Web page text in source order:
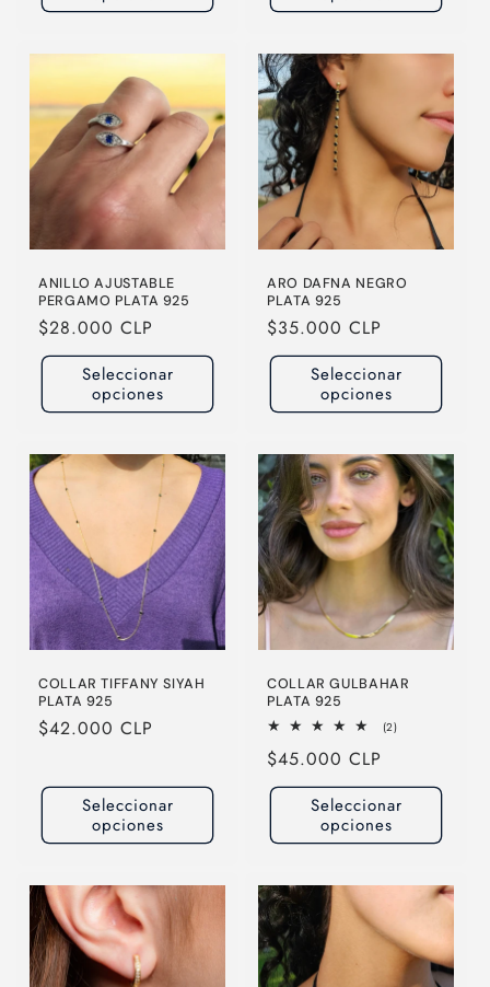
ANILLO AJUSTABLE
PERGAMO PLATA 925
Precio
habitual
$28.000 CLP
Seleccionar
opciones
ARO DAFNA NEGRO
PLATA 925
Precio
habitual
$35.000 CLP
Seleccionar
opciones
COLLAR TIFFANY SIYAH
PLATA 925
Precio
$42.000 CLP
Seleccionar
opciones
COLLAR GULBAHAR
PLATA 925
(2)2
Precio
habitual
$45.000 CLP
Seleccionar
opciones